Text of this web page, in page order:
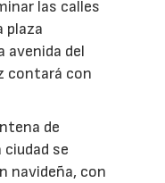
las calles
plaza
avenida del
contará con
de
se
navideña, con